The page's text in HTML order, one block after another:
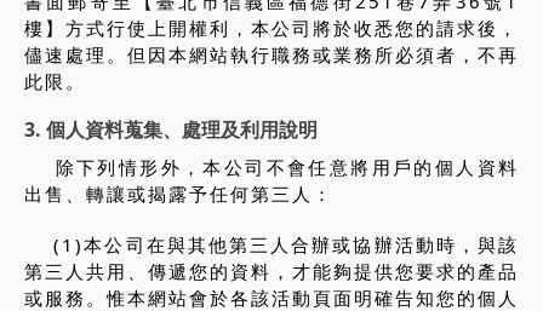
樓】方式行使上開權利，本公司將於收悉您的請求後，
儘速處理。但因本網站執行職務或業務所必須者，不再
此限。
3. 個人資料蒐集、處理及利用說明
除下列情形外，本公司不會任意將用戶的個人資料
出售、轉讓或揭露予任何第三人：
(1)本公司在與其他第三人合辦或協辦活動時，與該
第三人共用、傳遞您的資料，才能夠提供您要求的產品
或服務。惟本網站會於各該活動頁面明確告知您的個人